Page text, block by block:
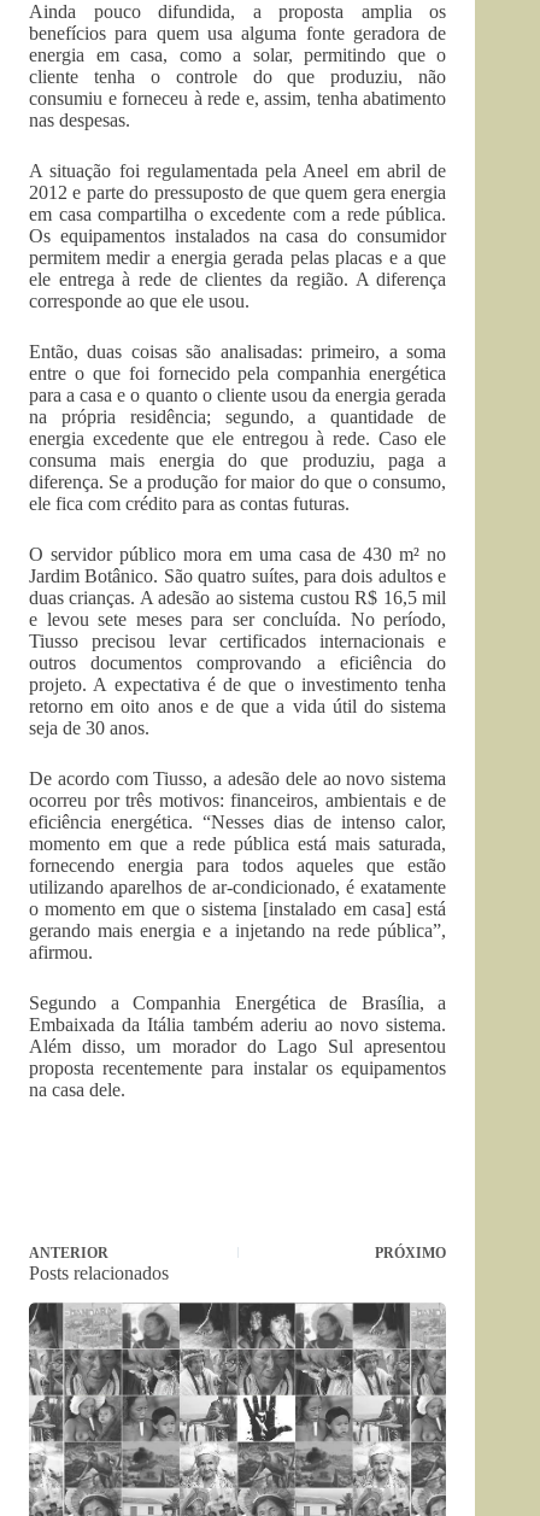
Ainda pouco difundida, a proposta amplia os
benefícios para quem usa alguma fonte geradora de
energia em casa, como a solar, permitindo que o
cliente tenha o controle do que produziu, não
consumiu e forneceu à rede e, assim, tenha abatimento
nas despesas.
A situação foi regulamentada pela Aneel em abril de
2012 e parte do pressuposto de que quem gera energia
em casa compartilha o excedente com a rede pública.
Os equipamentos instalados na casa do consumidor
permitem medir a energia gerada pelas placas e a que
ele entrega à rede de clientes da região. A diferença
corresponde ao que ele usou.
Então, duas coisas são analisadas: primeiro, a soma
entre o que foi fornecido pela companhia energética
para a casa e o quanto o cliente usou da energia gerada
na própria residência; segundo, a quantidade de
energia excedente que ele entregou à rede. Caso ele
consuma mais energia do que produziu, paga a
diferença. Se a produção for maior do que o consumo,
ele fica com crédito para as contas futuras.
O servidor público mora em uma casa de 430 m² no
Jardim Botânico. São quatro suítes, para dois adultos e
duas crianças. A adesão ao sistema custou R$ 16,5 mil
e levou sete meses para ser concluída. No período,
Tiusso precisou levar certificados internacionais e
outros documentos comprovando a eficiência do
projeto. A expectativa é de que o investimento tenha
retorno em oito anos e de que a vida útil do sistema
seja de 30 anos.
De acordo com Tiusso, a adesão dele ao novo sistema
ocorreu por três motivos: financeiros, ambientais e de
eficiência energética. “Nesses dias de intenso calor,
momento em que a rede pública está mais saturada,
fornecendo energia para todos aqueles que estão
utilizando aparelhos de ar-condicionado, é exatamente
o momento em que o sistema [instalado em casa] está
gerando mais energia e a injetando na rede pública”,
afirmou.
Segundo a Companhia Energética de Brasília, a
Embaixada da Itália também aderiu ao novo sistema.
Além disso, um morador do Lago Sul apresentou
proposta recentemente para instalar os equipamentos
na casa dele.
ANTERIOR PRÓXIMO
Posts relacionados